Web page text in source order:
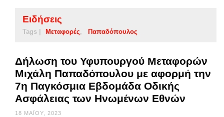
Ειδήσεις
Tags | Μεταφορές Παπαδόπουλος
Δήλωση του Υφυπουργού Μεταφορών
Μιχάλη Παπαδόπουλου με αφορμή την
7η Παγκόσμια Εβδομάδα Οδικής
Ασφάλειας των Ηνωμένων Εθνών
18 ΜΑΪ́ΟΥ, 2023